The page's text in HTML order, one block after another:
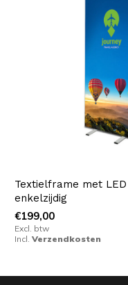
Textielframe met
enkelzijdig
€199,00
Excl. btw
Incl. Verzendkosten